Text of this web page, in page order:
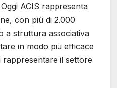
ACIS rappresenta
con più di 2.000
a struttura associativa
in modo più efficace
rappresentare il settore